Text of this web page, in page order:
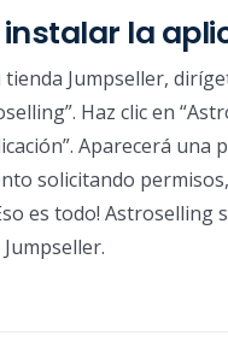
instalar la
Jumpseller,
Haz clic en
Aparecerá una
solicitando
es todo! Astroselling